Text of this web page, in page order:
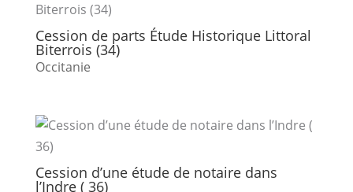
Cession de parts Étude Historique Littoral
Biterrois (34)
Occitanie
Cession d’une étude de notaire dans
l’Indre ( 36)